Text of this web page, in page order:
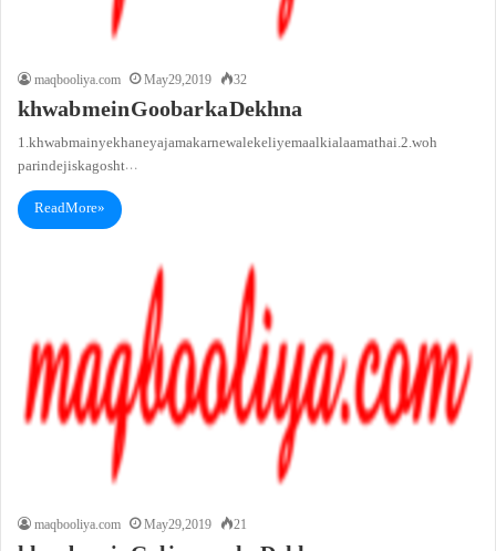
maqbooliya.com May 29, 2019 32
khwab mein Goobar ka Dekhna
1. khwab main ye khane ya jama karne wale ke liye maal ki alaamat hai.2. woh
parinde jis ka gosht…
Read More »
maqbooliya.com May 29, 2019 21